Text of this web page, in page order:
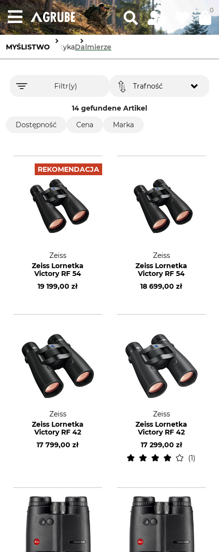
0
MYŚLISTWO OptykaDalmierze
Filtr(y)
14 gefundene Artikel
Trafność
Dostępność Cena Marka
REKOMENDACJA
Zeiss
Zeiss Lornetka
Victory RF 54
19 199,00 zł
Zeiss
Zeiss Lornetka
Victory RF 54
18 699,00 zł
Zeiss
Zeiss Lornetka
Victory RF 42
17 799,00 zł
Zeiss
Zeiss Lornetka
Victory RF 42
17 299,00 zł
1